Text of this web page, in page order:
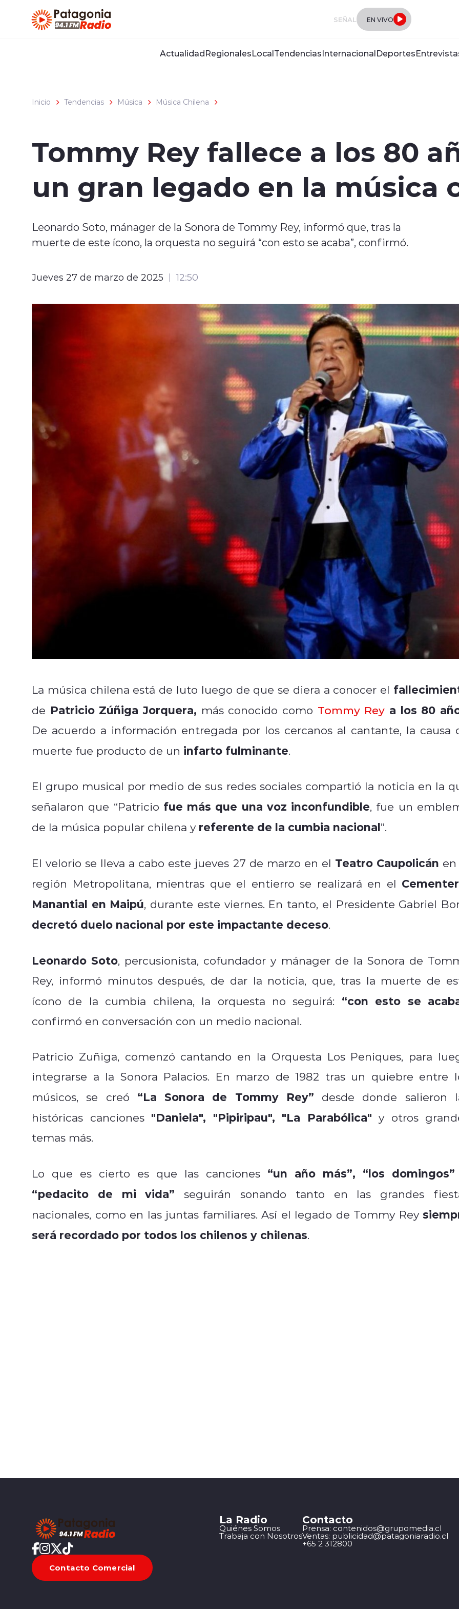
SEÑAL EN VIVO
ActualidadRegionalesLocalTendenciasInternacionalDeportes
Inicio Tendencias Música Música Chilena
Tommy Rey fallece a los 80
un gran legado en la música
Leonardo Soto, mánager de la Sonora de Tommy Rey, informó que, tras la
muerte de este ícono, la orquesta no seguirá “con esto se acaba”, confirmó.
Jueves 27 de marzo de 2025 12:50
La música chilena está de luto luego de que se diera a conocer el
de Patricio Zúñiga Jorquera, más conocido como Tommy Rey a los 80
De acuerdo a información entregada por los cercanos al cantante, la causa
muerte fue producto de un infarto fulminante.
El grupo musical por medio de sus redes sociales compartió la noticia en la
señalaron que “Patricio fue más que una voz inconfundible, fue un
de la música popular chilena y referente de la cumbia nacional”.
El velorio se lleva a cabo este jueves 27 de marzo en el Teatro Caupolicán
región Metropolitana, mientras que el entierro se realizará en el
Manantial en Maipú, durante este viernes. En tanto, el Presidente Gabriel
decretó duelo nacional por este impactante deceso.
Leonardo Soto, percusionista, cofundador y mánager de la Sonora de
Rey, informó minutos después, de dar la noticia, que, tras la muerte de
ícono de la cumbia chilena, la orquesta no seguirá: “con esto se
confirmó en conversación con un medio nacional.
Patricio Zuñiga, comenzó cantando en la Orquesta Los Peniques, para
integrarse a la Sonora Palacios. En marzo de 1982 tras un quiebre entre
músicos, se creó “La Sonora de Tommy Rey” desde donde salieron
históricas canciones "Daniela", "Pipiripau", "La Parabólica" y otros
temas más.
Lo que es cierto es que las canciones “un año más”, “los
“pedacito de mi vida” seguirán sonando tanto en las grandes
nacionales, como en las juntas familiares. Así el legado de Tommy Rey
será recordado por todos los chilenos y chilenas.
Contacto Comercial
La Radio
Quiénes Somos
Trabaja con Nosotros
Contacto
Prensa: contenidos@grupomedia.cl
Ventas: publicidad@patagoniaradio.cl
+65 2 312800